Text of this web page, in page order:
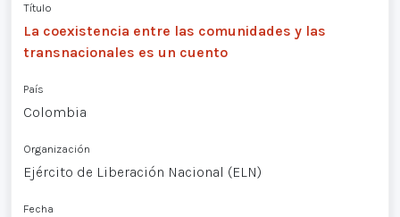
Título
La coexistencia entre las comunidades y las
transnacionales es un cuento
País
Colombia
Organización
Ejército de Liberación Nacional (ELN)
Fecha